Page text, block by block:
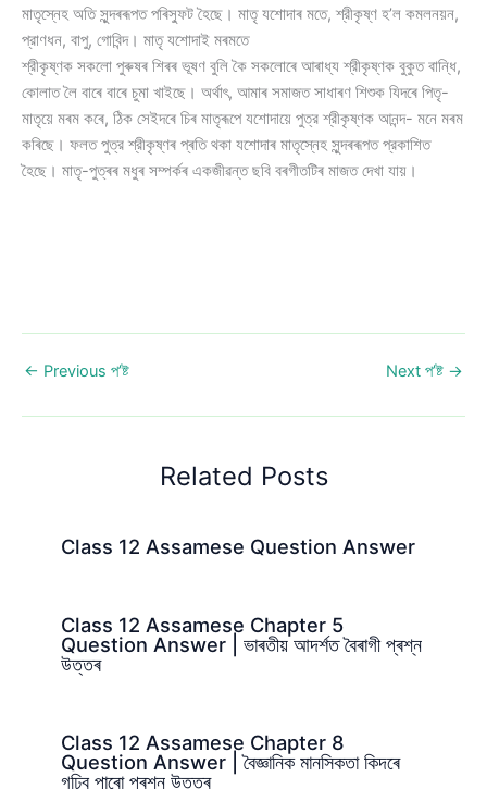
মাতৃস্নেহ অতি সুন্দৰৰূপত পৰিস্ফুট হৈছে। মাতৃ যশােদাৰ মতে, শ্রীকৃষ্ণ হ’ল কমলনয়ন,
প্রাণধন, বাপু, গােবিন্দ। মাতৃ যশােদাই মৰমতে
শ্রীকৃষ্ণক সকলাে পুৰুষৰ শিৰৰ ভূষণ বুলি কৈ সকলােৰে আৰাধ্য শ্রীকৃষ্ণক বুকুত বান্ধি,
কোলাত লৈ বাৰে বাৰে চুমা খাইছে। অর্থাৎ, আমাৰ সমাজত সাধাৰণ শিশুক যিদৰে পিতৃ-
মাতৃয়ে মৰম কৰে, ঠিক সেইদৰে চিৰ মাতৃৰূপে যশােদায়ে পুত্র শ্রীকৃষ্ণক আনন্দ- মনে মৰম
কৰিছে। ফলত পুত্র শ্রীকৃষ্ণৰ প্ৰতি থকা যশােদাৰ মাতৃস্নেহ সুন্দৰৰূপত প্রকাশিত
হৈছে। মাতৃ-পুত্ৰৰ মধুৰ সম্পৰ্কৰ একজীৱন্ত ছবি বৰগীতটিৰ মাজত দেখা যায়।
← Previous প’ষ্ট Next প’ষ্ট →
Related Posts
Class 12 Assamese Question Answer
Class 12 Assamese Chapter 5
Question Answer | ভাৰতীয় আদৰ্শত বৈৰাগী প্ৰশ্ন
উত্তৰ
Class 12 Assamese Chapter 8
Question Answer | বৈজ্ঞানিক মানসিকতা কিদৰে
গঢ়িব পাৰো প্ৰশ্ন উত্তৰ